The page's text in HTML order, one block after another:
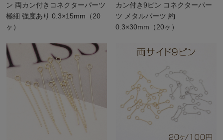
ン 両カン付きコネクターパーツ
極細 強度あり 0.3×15mm（20
ヶ）
カン付き9ピン コネクターパー
ツ メタルパーツ 約
0.3×30mm（20ヶ）